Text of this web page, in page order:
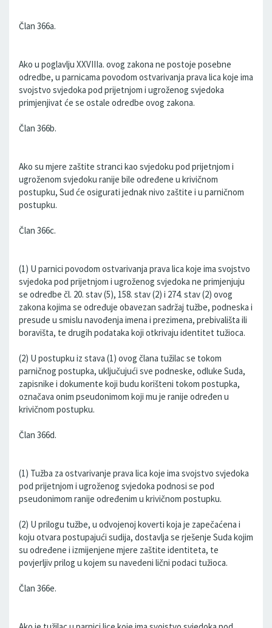
Član 366a.
Ako u poglavlju XXVIIIa. ovog zakona ne postoje posebne
odredbe, u parnicama povodom ostvarivanja prava lica koje ima
svojstvo svjedoka pod prijetnjom i ugroženog svjedoka
primjenjivat će se ostale odredbe ovog zakona.
Član 366b.
Ako su mjere zaštite stranci kao svjedoku pod prijetnjom i
ugroženom svjedoku ranije bile određene u krivičnom
postupku, Sud će osigurati jednak nivo zaštite i u parničnom
postupku.
Član 366c.
(1) U parnici povodom ostvarivanja prava lica koje ima svojstvo
svjedoka pod prijetnjom i ugroženog svjedoka ne primjenjuju
se odredbe čl. 20. stav (5), 158. stav (2) i 274. stav (2) ovog
zakona kojima se određuje obavezan sadržaj tužbe, podneska i
presude u smislu navođenja imena i prezimena, prebivališta ili
boravišta, te drugih podataka koji otkrivaju identitet tužioca.
(2) U postupku iz stava (1) ovog člana tužilac se tokom
parničnog postupka, uključujući sve podneske, odluke Suda,
zapisnike i dokumente koji budu korišteni tokom postupka,
označava onim pseudonimom koji mu je ranije određen u
krivičnom postupku.
Član 366d.
(1) Tužba za ostvarivanje prava lica koje ima svojstvo svjedoka
pod prijetnjom i ugroženog svjedoka podnosi se pod
pseudonimom ranije određenim u krivičnom postupku.
(2) U prilogu tužbe, u odvojenoj koverti koja je zapečaćena i
koju otvara postupajući sudija, dostavlja se rješenje Suda kojim
su određene i izmijenjene mjere zaštite identiteta, te
povjerljiv prilog u kojem su navedeni lični podaci tužioca.
Član 366e.